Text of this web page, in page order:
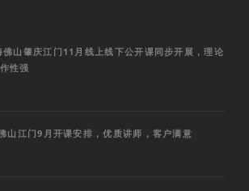
山肇庆江门11月线上线下公开课同步开展，理论
性强
山江门9月开课安排，优质讲师，客户满意